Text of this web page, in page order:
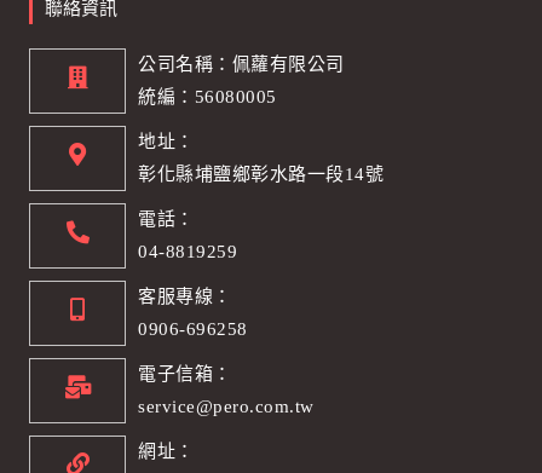
聯絡資訊
公司名稱：佩蘿有限公司
統編：56080005
地址：
彰化縣埔鹽鄉彰水路一段14號
電話：
04-8819259
客服專線：
0906-696258
電子信箱：
service@pero.com.tw
網址：